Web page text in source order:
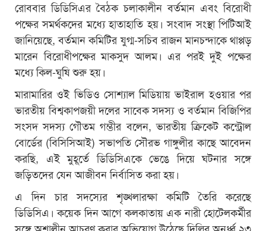
রোববার ডিডিসিএর বৈঠক চলাকালীন বর্তমান এবং বিরোধী
পক্ষের সমর্থকদের মধ্যে হাতাহাতি হয়। সংবাদ সংস্থা পিটিআই
জানিয়েছে, বর্তমান কমিটির যুগ্ম-সচিব রাজন মানচন্দাকে থাপ্পড়
মারেন বিরোধীপক্ষের মাকসুদ আলম। এর পরই দুই পক্ষের
মধ্যে কিল-ঘুষি শুরু হয়।
মারামারির ওই ভিডিও সোশ্যাল মিডিয়ায় ভাইরাল হওয়ার পর
ভারতীয় বিশ্বকাপজয়ী দলের সাবেক সদস্য ও বর্তমান বিজিপির
সংসদ সদস্য গৌতম গম্ভীর বলেন, ভারতীয় ক্রিকেট কন্ট্রোল
বোর্ডের (বিসিসিআই) সভাপতি সৌরভ গাঙ্গুলীর কাছে আবেদন
করছি, এই মুহূর্তে ডিডিসিএকে ভেঙে দিয়ে ঘটনার সঙ্গে
জড়িতদের যেন আজীবন নির্বাসিত করা হয়।
এ দিন চার সদস্যের শৃঙ্খলারক্ষা কমিটি তৈরি করেছে
ডিডিসিএ। কয়েক দিন আগে কলকাতায় এক নারী হোটেলকর্মীর